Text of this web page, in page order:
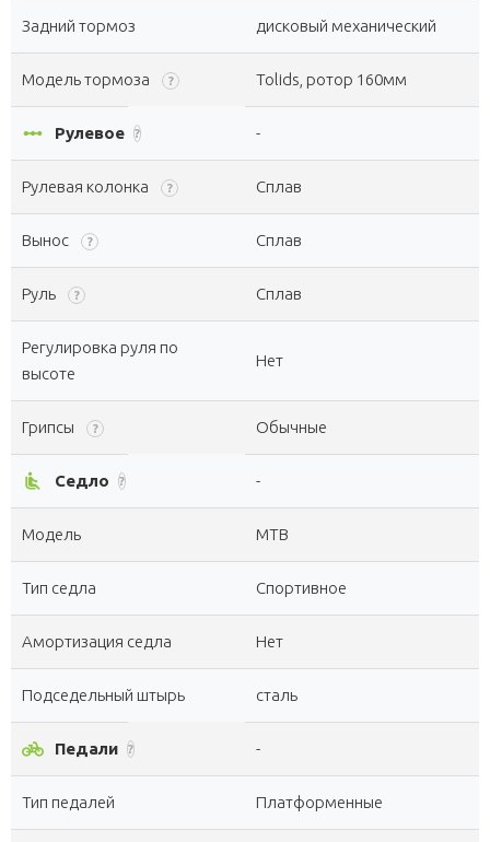
Задний тормоз дисковый механический
Модель тормоза ? Tolids, ротор 160мм
linear_scale Рулевое ? -
Рулевая колонка ? Сплав
Вынос ? Сплав
Руль ? Сплав
Регулировка руля по
высоте
Нет
Грипсы ? Обычные
airline_seat_recline_normal Седло ? -
Модель MTB
Тип седла Спортивное
Амортизация седла Нет
Подседельный штырь сталь
pedal_bike Педали ? -
Тип педалей Платформенные